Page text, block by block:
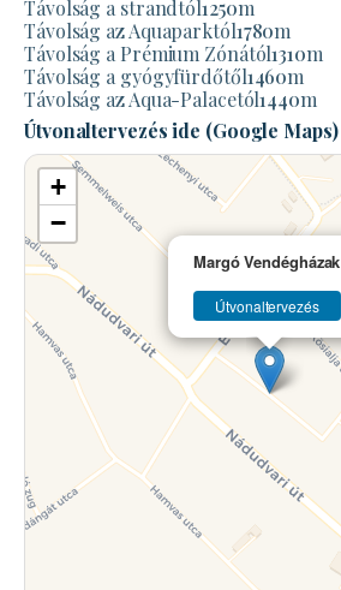
Távolság a strandtól1250m
Távolság az Aquaparktól1780m
Távolság a Prémium Zónától1310m
Távolság a gyógyfürdőtől1460m
Távolság az Aqua-Palacetól1440m
Útvonaltervezés ide (Google Maps)
Margó Vendégházak
Útvonaltervezés
+
−